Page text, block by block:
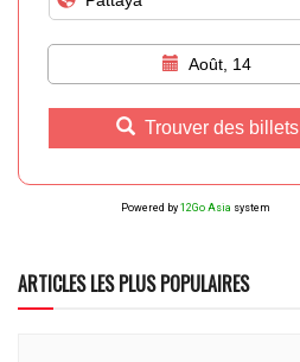
Août, 14
Trouver des billets
Powered by 12Go Asia system
ARTICLES LES PLUS POPULAIRES